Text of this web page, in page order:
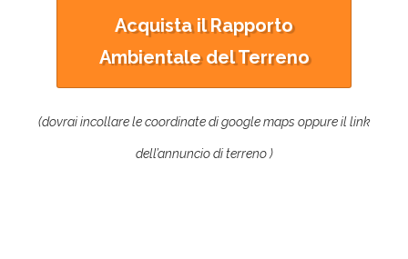
Acquista il Rapporto
Ambientale del Terreno
(dovrai incollare le coordinate di google maps oppure il link
dell’annuncio di terreno )